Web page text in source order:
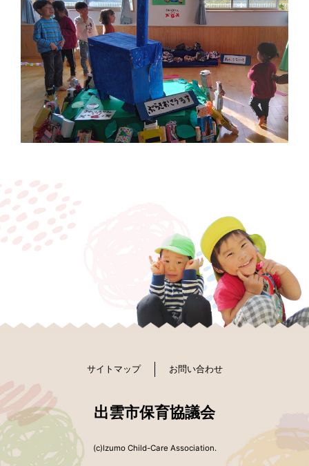
サイトマップ お問い合わせ
出雲市保育協議会
(c)Izumo Child-Care Association.